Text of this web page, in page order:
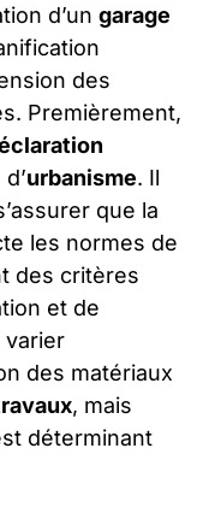
d’un garage
des
Premièrement,
urbanisme. Il
que la
les normes de
des critères
et de
varier
des matériaux
, mais
déterminant